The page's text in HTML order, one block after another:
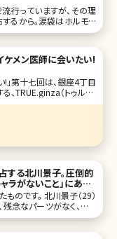
行っていますが、その理
るから。涙袋はホルモン
る女性のポイントとして
メン医師に会いたい!
!」第十七回は、銀座4丁目
TRUE.ginza（トゥルー.
。 中学生時代前
美容師、美大を志望して
学部合格を果たし、真面
する北川景子。圧倒的
ラがないこと」にあっ
のです。 北川景子（29）
念なパーツがなく、まる
リコンスタイルの（「女性